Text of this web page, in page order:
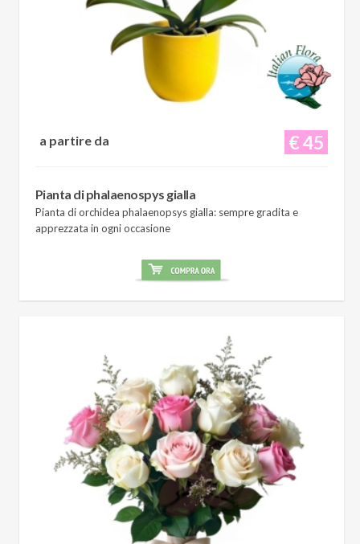
€ 45
a partire da
Pianta di phalaenospys gialla
Pianta di orchidea phalaenopsys gialla: sempre gradita e
apprezzata in ogni occasione